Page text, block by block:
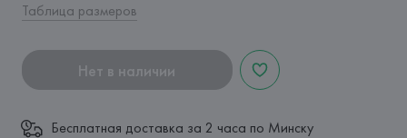
Таблица размеров
Нет в наличии
Бесплатная доставка за 2 часа по Минску